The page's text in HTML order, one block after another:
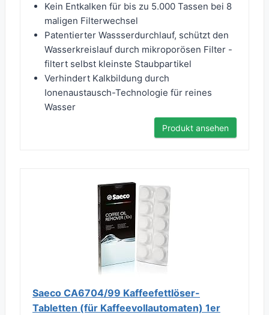
Kein Entkalken für bis zu 5.000 Tassen bei 8
maligen Filterwechsel
Patentierter Wassserdurchlauf, schützt den
Wasserkreislauf durch mikroporösen Filter -
filtert selbst kleinste Staubpartikel
Verhindert Kalkbildung durch
Ionenaustausch-Technologie für reines
Wasser
Produkt ansehen
Saeco CA6704/99 Kaffeefettlöser-
Tabletten (für Kaffeevollautomaten) 1er